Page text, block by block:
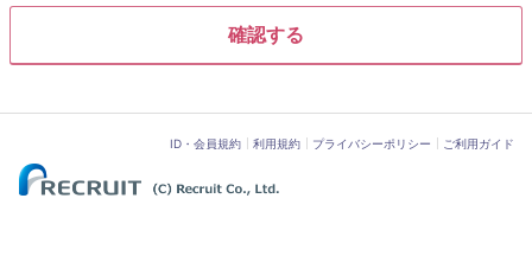
ID・会員規約 利用規約 プライバシーポリシー ご利用ガイド